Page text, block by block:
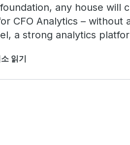
any house will
CFO Analytics – without
a strong analytics
읽기